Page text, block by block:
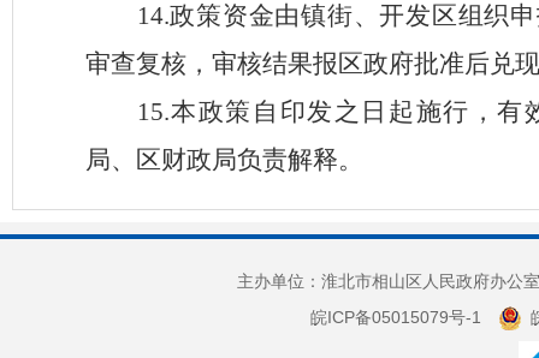
14.政策资金由镇街、开发区组织
审查复核，审核结果报区政府批准后兑
15.本政策自印发之日起施行，有
局、区财政局负责解释。
主办单位：淮北市相山区人民政府办
皖ICP备05015079号-1